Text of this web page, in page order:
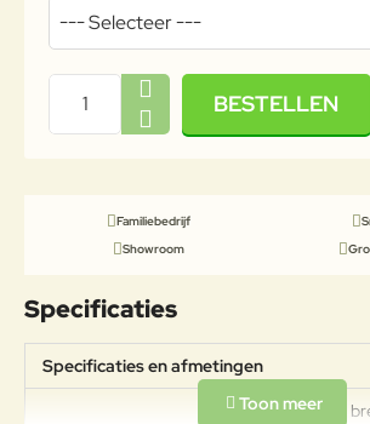
BESTELLEN
Familiebedrijf
Showroom
Specificaties
Specificaties en afmetingen
Hoogte 69cm,